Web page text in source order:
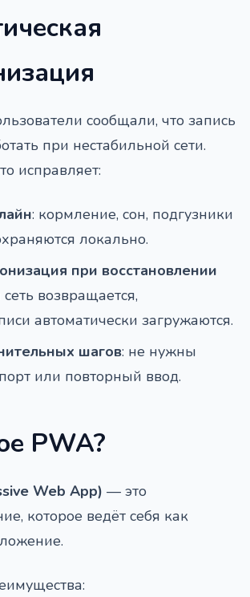
сообщали, что запись
при нестабильной сети.
исправляет:
: кормление, сон, подгузники
локально.
при восстановлении
сеть возвращается,
автоматически загружаются.
шагов: не нужны
или повторный ввод.
PWA?
Web App) — это
которое ведёт себя как